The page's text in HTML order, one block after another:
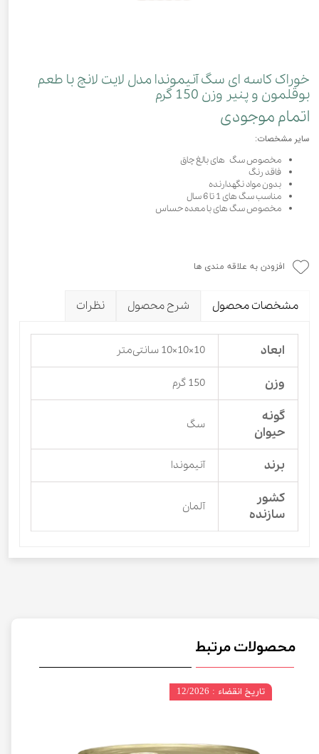
خوراک کاسه ای سگ آنیموندا مدل لایت لانچ با طعم
بوقلمون و پنیر وزن 150 گرم
اتمام موجودی
سایر مشخصات:
مخصوص سگ های بالغ چاق
فاقد رنگ
بدون مواد نگهدارنده
مناسب سگ های 1 تا 6 سال
مخصوص سگ های با معده حساس
افزودن به علاقه مندی ها
مشخصات محصول شرح محصول نظرات
ابعاد 10×10×10 سانتی‌متر
وزن 150 گرم
گونه
حیوان
سگ
برند آنیموندا
کشور
سازنده
آلمان
محصولات مرتبط
تاریخ انقضاء : 12/2026